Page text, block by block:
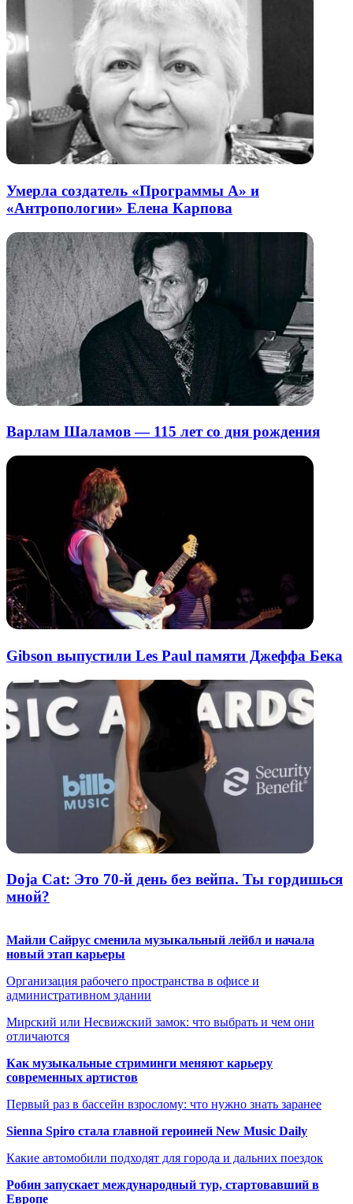
Умерла создатель «Программы А» и
«Антропологии» Елена Карпова
Варлам Шаламов — 115 лет со дня рождения
Gibson выпустили Les Paul памяти Джеффа Бека
Doja Cat: Это 70-й день без вейпа. Ты гордишься
мной?
Майли Сайрус сменила музыкальный лейбл и начала
новый этап карьеры
Организация рабочего пространства в офисе и
административном здании
Мирский или Несвижский замок: что выбрать и чем они
отличаются
Как музыкальные стриминги меняют карьеру
современных артистов
Первый раз в бассейн взрослому: что нужно знать заранее
Sienna Spiro стала главной героиней New Music Daily
Какие автомобили подходят для города и дальних поездок
Робин запускает международный тур, стартовавший в
Европе